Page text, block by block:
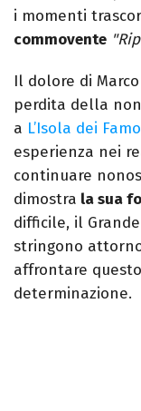
i momenti
commovente
Il dolore di
perdita della
a L’Isola dei
esperienza nei
continuare
dimostra la sua
difficile, il
stringono
affrontare
determinazione.